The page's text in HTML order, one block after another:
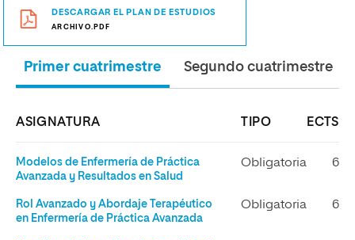
DESCARGAR EL PLAN DE ESTUDIOS
ARCHIVO.PDF
Primer cuatrimestre Segundo cuatrimestre
ASIGNATURA TIPO ECTS
Modelos de Enfermería de Práctica
Avanzada y Resultados en Salud
Obligatoria 6
Rol Avanzado y Abordaje Terapéutico
en Enfermería de Práctica Avanzada
Obligatoria 6